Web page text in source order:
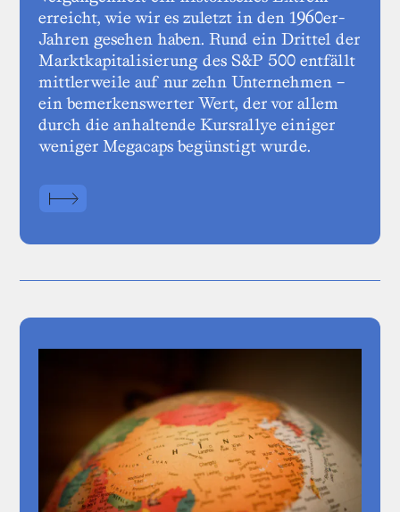
erreicht, wie wir es zuletzt in den 1960er-
Jahren gesehen haben. Rund ein Drittel der
Marktkapitalisierung des S&P 500 entfällt
mittlerweile auf nur zehn Unternehmen –
ein bemerkenswerter Wert, der vor allem
durch die anhaltende Kursrallye einiger
weniger Megacaps begünstigt wurde.